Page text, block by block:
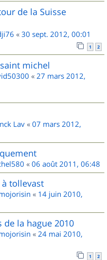
de la Suisse
« 30 sept. 2012, 00:01
1 2
michel
« 27 mars 2012,
Lav « 07 mars 2012,
« 06 août 2011, 06:48
tollevast
« 14 juin 2010,
la hague 2010
« 24 mai 2010,
1 2